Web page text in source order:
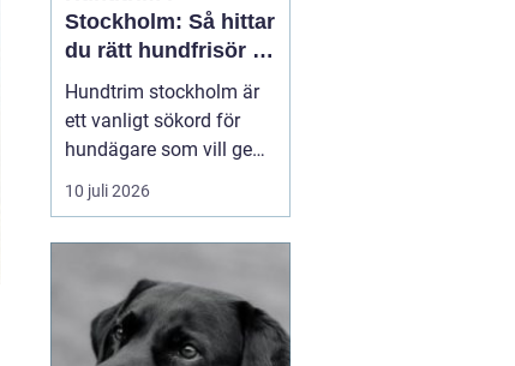
Stockholm: Så hittar
du rätt hundfrisör i
huvudstaden
Hundtrim stockholm är
ett vanligt sökord för
hundägare som vill ge
sin hund professionell
pälsvård i en trygg miljö.
kännas överväldigande,
men med rätt k...
10 juli 2026